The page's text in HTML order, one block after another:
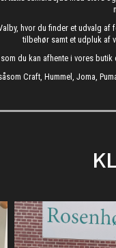
hvor du finder et udvalg
tilbehør samt et udpluk af
du kan afhente i vores
Craft, Hummel, Joma,